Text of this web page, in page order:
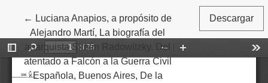
← Volver a los detalles del artículo
Luciana Anapios, a propósito de
Alejandro Martí, La biografía del
anarquista Simón Radowitzky. Del
atentado a Falcón a la Guerra Civil
Española, Buenos Aires, De la
Descargar